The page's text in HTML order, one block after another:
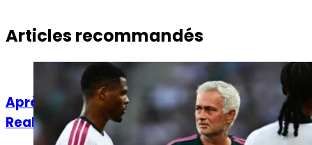
Articles recommandés
Actualités
Après l'échec Rodri, que peut encore faire le
Real Madrid ?